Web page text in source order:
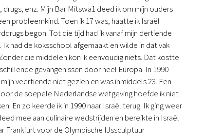
enz. Mijn Bar Mitswa1 deed ik om mijn ouders
probleemkind. Toen ik 17 was, haatte ik Israël
begon. Tot die tijd had ik vanaf mijn dertiende
had de koksschool afgemaakt en wilde in dat vak
die middelen kon ik eenvoudig niets. Dat kostte
gevangenissen door heel Europa. In 1990
veertiende niet gezien en was inmiddels 23. Een
de soepele Nederlandse wetgeving hoefde ik niet
En zo keerde ik in 1990 naar Israël terug. Ik ging weer
mee aan culinaire wedstrijden en bereikte in Israël
Frankfurt voor de Olympische IJssculptuur
Podcast
Magazine
Digitale nieuwsbrief
Agenda
Kinderwerk
Jongerenwerk
Het Studiehuis (cursus)
Webshop
Over ons
Onze visie
Geschiedenis